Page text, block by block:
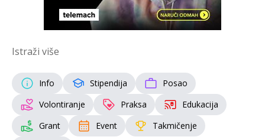
Istraži više
Info Stipendija
Posao
Volontiranje
Praksa
Edukacija
Grant
Event
Takmičenje